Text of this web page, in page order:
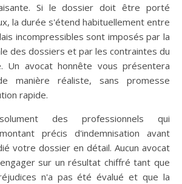
Si le dossier doit être porté
la durée s'étend habituellement entre
incompressibles sont imposés par la
des dossiers et par les contraintes du
Un avocat honnête vous présentera
manière réaliste, sans promesse
rapide.
des professionnels qui
précis d'indemnisation avant
votre dossier en détail. Aucun avocat
sur un résultat chiffré tant que
n'a pas été évalué et que la